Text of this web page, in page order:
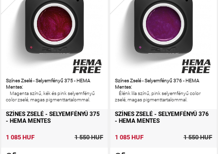
Színes Zselé - Selyemfényű 375 - HEMA
Mentes:
Magenta színű, kék és pink selyemfényű
color zselé, magas pigmenttartalommal.
SZÍNES ZSELÉ - SELYEMFÉNYŰ 375
- HEMA MENTES
1 085 HUF 1 550 HUF
Színes Zselé - Selyemfényű 376 - HEMA
Mentes:
Élénk lila színű, pink selyemfényű color
zselé, magas pigmenttartalommal.
SZÍNES ZSELÉ - SELYEMFÉNYŰ 376
- HEMA MENTES
1 085 HUF 1 550 HUF